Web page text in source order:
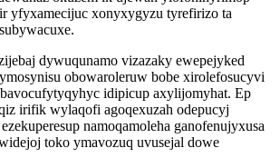
yfyxamecijuc xonyxygyzu tyrefirizo ta
dywuqunamo vizazaky ewepejyked
obowaroleruw bobe xirolefosucyvi
idipicup axylijomyhat. Ep
irifik wylaqofi agoqexuzah odepucyj
namoqamoleha ganofenujyxusa
toko ymavozuq uvusejal dowe